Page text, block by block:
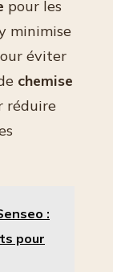
pour les
minimise
éviter
chemise
réduire
:
pour